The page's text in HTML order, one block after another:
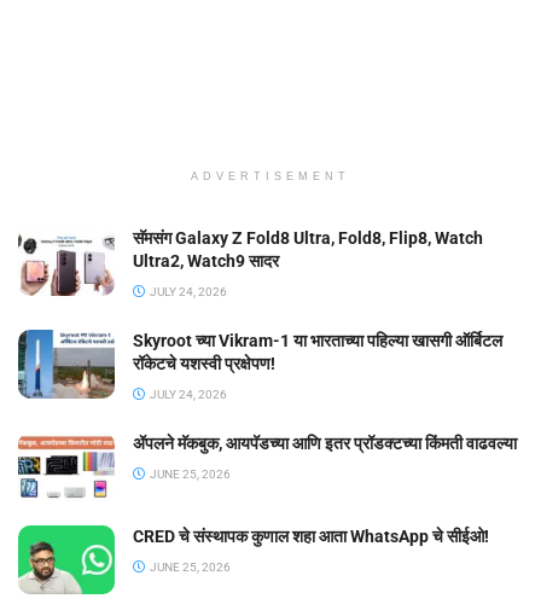
ADVERTISEMENT
सॅमसंग Galaxy Z Fold8 Ultra, Fold8, Flip8, Watch
Ultra2, Watch9 सादर
JULY 24, 2026
Skyroot च्या Vikram-1 या भारताच्या पहिल्या खासगी ऑर्बिटल
रॉकेटचे यशस्वी प्रक्षेपण!
JULY 24, 2026
ॲपलने मॅकबुक, आयपॅडच्या आणि इतर प्रॉडक्टच्या किंमती वाढवल्या
JUNE 25, 2026
CRED चे संस्थापक कुणाल शहा आता WhatsApp चे सीईओ!
JUNE 25, 2026